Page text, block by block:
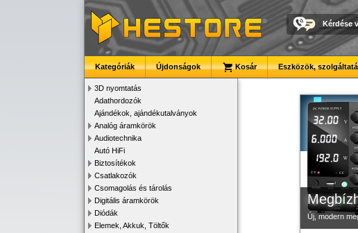
Kérdése
Kategóriák Újdonságok Kosár Eszközök,
3D nyomtatás
Adathordozók
Ajándékok, ajándékutalványok
Analóg áramkörök
Audiotechnika
Autó HiFi
Biztosítékok
Csatlakozók
Csomagolás és tárolás
Digitális áramkörök
Diódák
Elemek, Akkuk, Töltők
Új, modern
Új PLA
3D
Kiváló